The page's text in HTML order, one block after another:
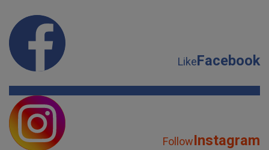
LikeFacebook
FollowInstagram